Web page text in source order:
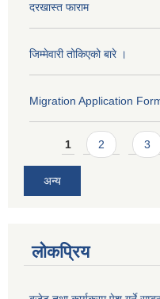
दरखास्त फाराम
जिम्मेवारी तोकिएको बारे ।
Migration Application
Pages
1 2 3
अन्य
लोकप्रिय